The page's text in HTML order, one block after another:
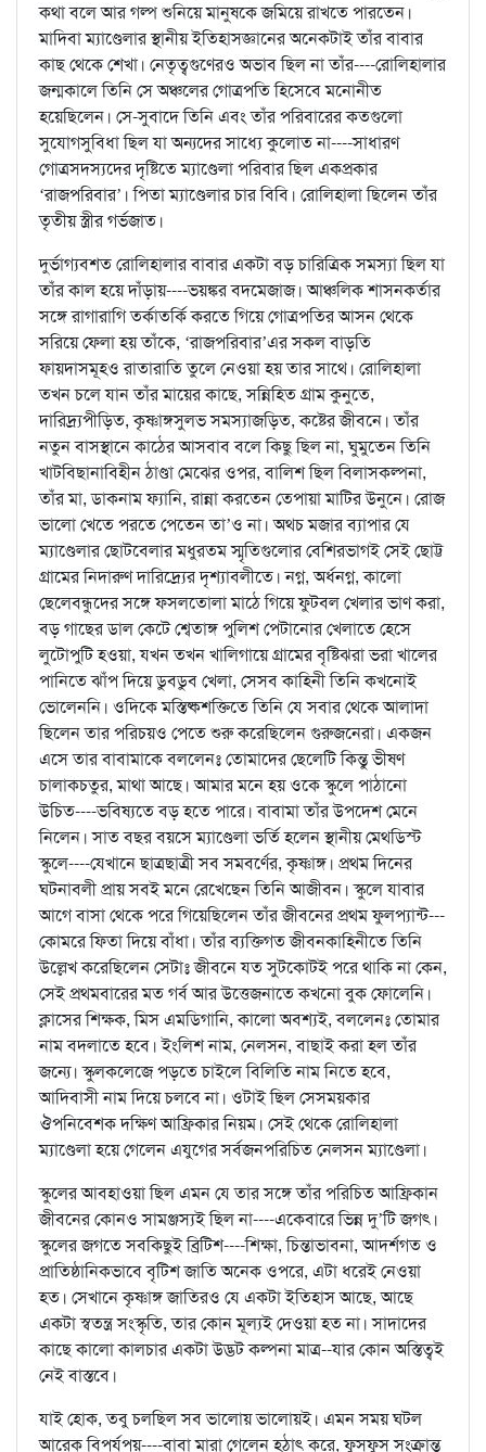
কথা বলে আর গল্প শুনিয়ে মানুষকে জমিয়ে রাখতে পারতেন।
মাদিবা ম্যাণ্ডেলার স্থানীয় ইতিহাসজ্ঞানের অনেকটাই তাঁর বাবার
কাছ থেকে শেখা। নেতৃত্বগুণেরও অভাব ছিল না তাঁর----রোলিহালার
জন্মকালে তিনি সে অঞ্চলের গোত্রপতি হিসেবে মনোনীত
হয়েছিলেন। সে-সুবাদে তিনি এবং তাঁর পরিবারের কতগুলো
সুযোগসুবিধা ছিল যা অন্যদের সাধ্যে কুলোত না----সাধারণ
গোত্রসদস্যদের দৃষ্টিতে ম্যাণ্ডেলা পরিবার ছিল একপ্রকার
‘রাজপরিবার’। পিতা ম্যাণ্ডেলার চার বিবি। রোলিহালা ছিলেন তাঁর
তৃতীয় স্ত্রীর গর্ভজাত।
দুর্ভাগ্যবশত রোলিহালার বাবার একটা বড় চারিত্রিক সমস্যা ছিল যা
তাঁর কাল হয়ে দাঁড়ায়----ভয়ঙ্কর বদমেজাজ। আঞ্চলিক শাসনকর্তার
সঙ্গে রাগারাগি তর্কাতর্কি করতে গিয়ে গোত্রপতির আসন থেকে
সরিয়ে ফেলা হয় তাঁকে, ‘রাজপরিবার’এর সকল বাড়তি
ফায়দাসমূহও রাতারাতি তুলে নেওয়া হয় তার সাথে। রোলিহালা
তখন চলে যান তাঁর মায়ের কাছে, সন্নিহিত গ্রাম কুনুতে,
দারিদ্র্যপীড়িত, কৃষ্ণাঙ্গসুলভ সমস্যাজড়িত, কষ্টের জীবনে। তাঁর
নতুন বাসস্থানে কাঠের আসবাব বলে কিছু ছিল না, ঘুমুতেন তিনি
খাটবিছানাবিহীন ঠাণ্ডা মেঝের ওপর, বালিশ ছিল বিলাসকল্পনা,
তাঁর মা, ডাকনাম ফ্যানি, রান্না করতেন তেপায়া মাটির উনুনে। রোজ
ভালো খেতে পরতে পেতেন তা’ও না। অথচ মজার ব্যাপার যে
ম্যাণ্ডেলার ছোটবেলার মধুরতম স্মৃতিগুলোর বেশিরভাগই সেই ছোট্ট
গ্রামের নিদারুণ দারিদ্র্যের দৃশ্যাবলীতে। নগ্ন, অর্ধনগ্ন, কালো
ছেলেবন্ধুদের সঙ্গে ফসলতোলা মাঠে গিয়ে ফুটবল খেলার ভাণ করা,
বড় গাছের ডাল কেটে শ্বেতাঙ্গ পুলিশ পেটানোর খেলাতে হেসে
লুটোপুটি হওয়া, যখন তখন খালিগায়ে গ্রামের বৃষ্টিঝরা ভরা খালের
পানিতে ঝাঁপ দিয়ে ডুবডুব খেলা, সেসব কাহিনী তিনি কখনোই
ভোলেননি। ওদিকে মস্তিষ্কশক্তিতে তিনি যে সবার থেকে আলাদা
ছিলেন তার পরিচয়ও পেতে শুরু করেছিলেন গুরুজনেরা। একজন
এসে তার বাবামাকে বললেনঃ তোমাদের ছেলেটি কিন্তু ভীষণ
চালাকচতুর, মাথা আছে। আমার মনে হয় ওকে স্কুলে পাঠানো
উচিত----ভবিষ্যতে বড় হতে পারে। বাবামা তাঁর উপদেশ মেনে
নিলেন। সাত বছর বয়সে ম্যাণ্ডেলা ভর্তি হলেন স্থানীয় মেথডিস্ট
স্কুলে----যেখানে ছাত্রছাত্রী সব সমবর্ণের, কৃষ্ণাঙ্গ। প্রথম দিনের
ঘটনাবলী প্রায় সবই মনে রেখেছেন তিনি আজীবন। স্কুলে যাবার
আগে বাসা থেকে পরে গিয়েছিলেন তাঁর জীবনের প্রথম ফুলপ্যান্ট---
কোমরে ফিতা দিয়ে বাঁধা। তাঁর ব্যক্তিগত জীবনকাহিনীতে তিনি
উল্লেখ করেছিলেন সেটাঃ জীবনে যত সুটকোটই পরে থাকি না কেন,
সেই প্রথমবারের মত গর্ব আর উত্তেজনাতে কখনো বুক ফোলেনি।
ক্লাসের শিক্ষক, মিস এমডিগানি, কালো অবশ্যই, বললেনঃ তোমার
নাম বদলাতে হবে। ইংলিশ নাম, নেলসন, বাছাই করা হল তাঁর
জন্যে। স্কুলকলেজে পড়তে চাইলে বিলিতি নাম নিতে হবে,
আদিবাসী নাম দিয়ে চলবে না। ওটাই ছিল সেসময়কার
ঔপনিবেশক দক্ষিণ আফ্রিকার নিয়ম। সেই থেকে রোলিহালা
ম্যাণ্ডেলা হয়ে গেলেন এযুগের সর্বজনপরিচিত নেলসন ম্যাণ্ডেলা।
স্কুলের আবহাওয়া ছিল এমন যে তার সঙ্গে তাঁর পরিচিত আফ্রিকান
জীবনের কোনও সামঞ্জস্যই ছিল না----একেবারে ভিন্ন দু’টি জগৎ।
স্কুলের জগতে সবকিছুই ব্রিটিশ----শিক্ষা, চিন্তাভাবনা, আদর্শগত ও
প্রাতিষ্ঠানিকভাবে বৃটিশ জাতি অনেক ওপরে, এটা ধরেই নেওয়া
হত। সেখানে কৃষ্ণাঙ্গ জাতিরও যে একটা ইতিহাস আছে, আছে
একটা স্বতন্ত্র সংস্কৃতি, তার কোন মূল্যই দেওয়া হত না। সাদাদের
কাছে কালো কালচার একটা উদ্ভট কল্পনা মাত্র--যার কোন অস্তিত্বই
নেই বাস্তবে।
যাই হোক, তবু চলছিল সব ভালোয় ভালোয়ই। এমন সময় ঘটল
আরেক বিপর্যপয়----বাবা মারা গেলেন হঠাৎ করে, ফুসফুস সংক্রান্ত